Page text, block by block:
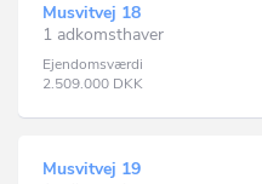
Musvitvej 18
1 adkomsthaver
Ejendomsværdi
2.509.000 DKK
Musvitvej 19